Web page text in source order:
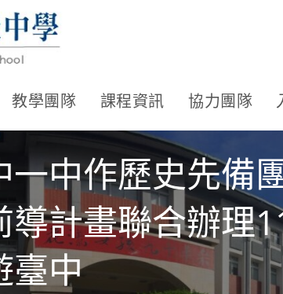
教學團隊 課程資訊 協力團隊
中作歷史先備
計畫聯合辦理
臺中